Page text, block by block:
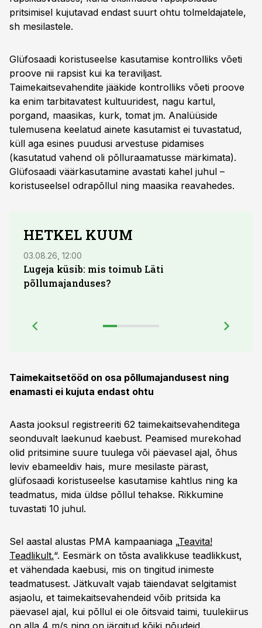
pritsimisel kujutavad endast suurt ohtu tolmeldajatele,
sh mesilastele.
Glüfosaadi koristuseelse kasutamise kontrolliks võeti
proove nii rapsist kui ka teraviljast.
Taimekaitsevahendite jääkide kontrolliks võeti proove
ka enim tarbitavatest kultuuridest, nagu kartul,
porgand, maasikas, kurk, tomat jm. Analüüside
tulemusena keelatud ainete kasutamist ei tuvastatud,
küll aga esines puudusi arvestuse pidamises
(kasutatud vahend oli põlluraamatusse märkimata).
Glüfosaadi väärkasutamine avastati kahel juhul –
koristuseelsel odrapõllul ning maasika reavahedes.
HETKEL KUUM
03.08.26, 12:00
Lugeja küsib: mis toimub Läti
põllumajanduses?
Taimekaitsetööd on osa põllumajandusest ning
enamasti ei kujuta endast ohtu
Aasta jooksul registreeriti 62 taimekaitsevahenditega
seonduvalt laekunud kaebust. Peamised murekohad
olid pritsimine suure tuulega või päevasel ajal, õhus
leviv ebameeldiv hais, mure mesilaste pärast,
glüfosaadi koristuseelse kasutamise kahtlus ning ka
teadmatus, mida üldse põllul tehakse. Rikkumine
tuvastati 10 juhul.
Sel aastal alustas PMA kampaaniaga „Teavita!
Teadlikult.“. Eesmärk on tõsta avalikkuse teadlikkust,
et vähendada kaebusi, mis on tingitud inimeste
teadmatusest. Jätkuvalt vajab täiendavat selgitamist
asjaolu, et taimekaitsevahendeid võib pritsida ka
päevasel ajal, kui põllul ei ole õitsvaid taimi, tuulekiirus
on alla 4 m/s ning on järgitud kõiki nõudeid.